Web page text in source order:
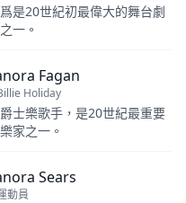
是20世紀初最偉大的舞台劇
一。
Fagan
Holiday
士樂歌手，是20世紀最重要
家之一。
Sears
動員